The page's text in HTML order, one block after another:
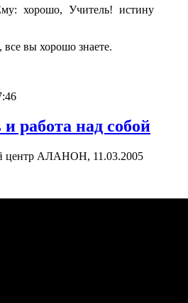
хорошо, Учитель! истину
все вы хорошо знаете.
работа над собой
центр АЛАНОН, 11.03.2005